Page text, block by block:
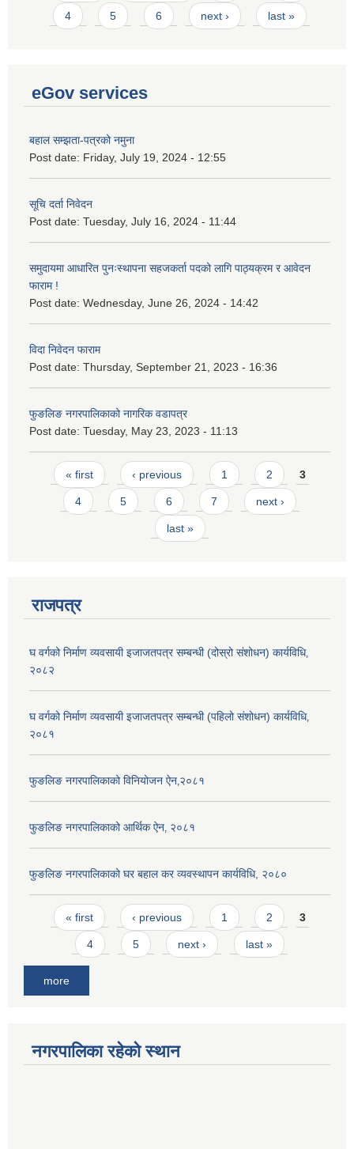
4 5 6 next › last »
eGov services
बहाल सम्झता-पत्रको नमुना
Post date: Friday, July 19, 2024 - 12:55
सूचि दर्ता निवेदन
Post date: Tuesday, July 16, 2024 - 11:44
समुदायमा आधारित पुनःस्थापना सहजकर्ता पदको लागि पाठ्यक्रम र आवेदन
फाराम !
Post date: Wednesday, June 26, 2024 - 14:42
विदा निवेदन फाराम
Post date: Thursday, September 21, 2023 - 16:36
फुङलिङ नगरपालिकाको नागरिक वडापत्र
Post date: Tuesday, May 23, 2023 - 11:13
Pages
« first ‹ previous 1 2 3
4 5 6 7 next ›
last »
राजपत्र
घ वर्गको निर्माण व्यवसायी इजाजतपत्र सम्बन्धी (दोस्रो संशोधन) कार्यविधि‚
२०८२
घ वर्गको निर्माण व्यवसायी इजाजतपत्र सम्बन्धी (पहिलो संशोधन) कार्यविधि‚
२०८१
फुङलिङ नगरपालिकाको विनियोजन ऐन‚२०८१
फुङलिङ नगरपालिकाको आर्थिक ऐन‚ २०८१
फुङलिङ नगरपालिकाको घर बहाल कर व्यवस्थापन कार्यविधि, २०८०
Pages
« first ‹ previous 1 2 3
4 5 next › last »
more
नगरपालिका रहेको स्थान